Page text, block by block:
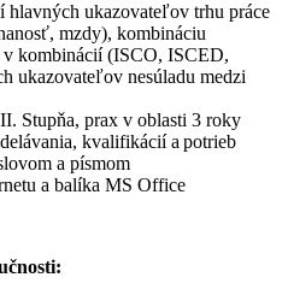
hlavných ukazovateľov trhu práce
mzdy), kombináciu
v kombinácií (ISCO, ISCED,
ukazovateľov nesúladu medzi
Stupňa, prax v oblasti 3 roky
kvalifikácií a potrieb
a písmom
a balíka MS Office